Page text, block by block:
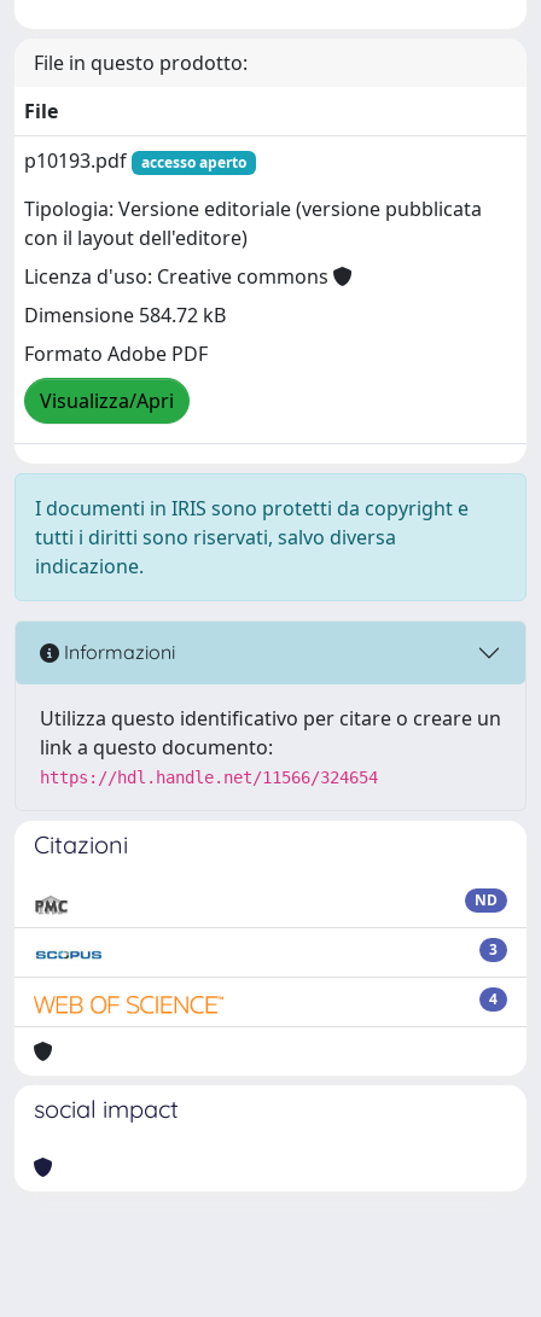
File in questo prodotto:
File
p10193.pdf
accesso aperto
Tipologia: Versione editoriale (versione pubblicata
con il layout dell'editore)
Licenza d'uso: Creative commons
Dimensione 584.72 kB
Formato Adobe PDF
Visualizza/Apri
I documenti in IRIS sono protetti da copyright e
tutti i diritti sono riservati, salvo diversa
indicazione.
Informazioni
Utilizza questo identificativo per citare o creare un
link a questo documento:
https://hdl.handle.net/11566/324654
Citazioni
ND
3
4
social impact